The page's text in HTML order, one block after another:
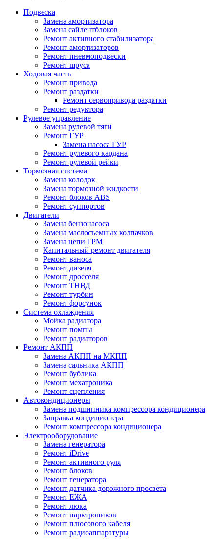
Подвеска
Замена амортизатора
Замена сайлентблоков
Ремонт активного стабилизатора
Ремонт амортизаторов
Ремонт пневмоподвески
Ремонт шруса
Ходовая часть
Ремонт привода
Ремонт раздатки
Ремонт сервопривода раздатки
Ремонт редуктора
Рулевое управление
Замена рулевой тяги
Ремонт ГУР
Замена насоса ГУР
Ремонт рулевого кардана
Ремонт рулевой рейки
Тормозная система
Замена колодок
Замена тормозной жидкости
Ремонт блоков ABS
Ремонт суппортов
Двигатели
Замена бензонасоса
Замена маслосъемных колпачков
Замена цепи ГРМ
Капитальный ремонт двигателя
Ремонт ваноса
Ремонт дизеля
Ремонт дросселя
Ремонт ТНВД
Ремонт турбин
Ремонт форсунок
Система охлаждения
Мойка радиатора
Ремонт помпы
Ремонт радиаторов
Ремонт АКПП
Замена АКПП на МКПП
Замена сальника АКПП
Ремонт бублика
Ремонт мехатроника
Ремонт сцепления
Автокондиционеры
Замена подшипника компрессора кондиционера
Заправка кондиционера
Ремонт компрессора кондиционера
Электрооборудование
Замена генератора
Ремонт iDrive
Ремонт активного руля
Ремонт блоков
Ремонт генератора
Ремонт датчика дорожного просвета
Ремонт ЕЖА
Ремонт люка
Ремонт парктроников
Ремонт плюсового кабеля
Ремонт радиоаппаратуры